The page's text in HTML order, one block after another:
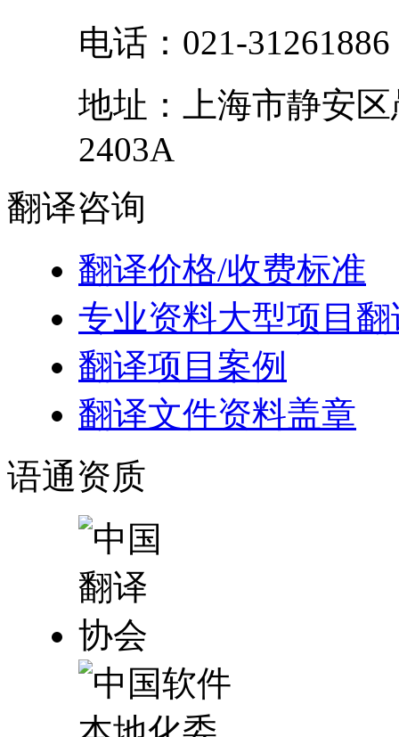
电话： 021-31261886
地址：
上海市静安区
2403A
翻译咨询
翻译价格/收费标准
专业资料大型项目翻
翻译项目案例
翻译文件资料盖章
语通资质